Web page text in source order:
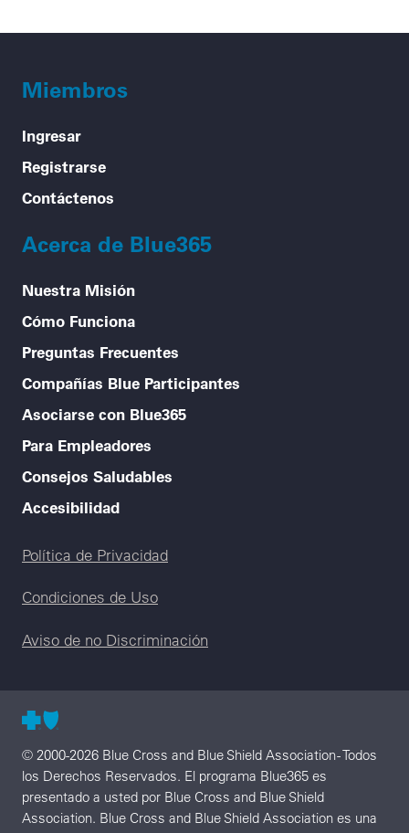
Miembros
Ingresar
Registrarse
Contáctenos
Acerca de Blue365
Nuestra Misión
Cómo Funciona
Preguntas Frecuentes
Compañías Blue Participantes
Asociarse con Blue365
Para Empleadores
Consejos Saludables
Accesibilidad
Legal menu
Política de Privacidad
Condiciones de Uso
Aviso de no Discriminación
© 2000-2026 Blue Cross and Blue Shield Association - Todos
los Derechos Reservados. El programa Blue365 es
presentado a usted por Blue Cross and Blue Shield
Association. Blue Cross and Blue Shield Association es una